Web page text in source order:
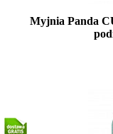
Myjnia Panda